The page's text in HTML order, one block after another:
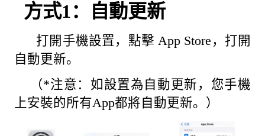
方式1：自動更新
打開手機設置，點擊 App Store，打開
自動更新。
（*注意：如設置為自動更新，您手機
上安裝的所有App都將自動更新。）